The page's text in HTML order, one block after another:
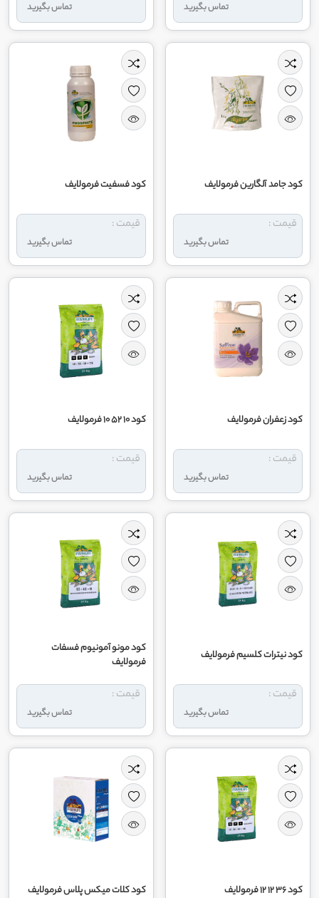
تماس بگیرید تماس بگیرید
کود جامد آلگارین فرمولایف
تماس بگیرید
قیمت :
کود فسفیت فرمولایف
تماس بگیرید
قیمت :
کود زعفران فرمولایف
تماس بگیرید
قیمت :
کود 10 52 10 فرمولایف
تماس بگیرید
قیمت :
کود نیترات کلسیم فرمولایف
تماس بگیرید
قیمت :
کود مونو آمونیوم فسفات
فرمولایف
تماس بگیرید
قیمت :
کود 36 12 12 فرمولایف کود کلات میکس پلاس فرمولایف